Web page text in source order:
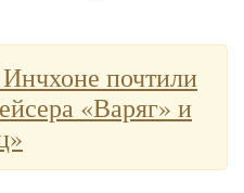
почтили
«Варяг» и